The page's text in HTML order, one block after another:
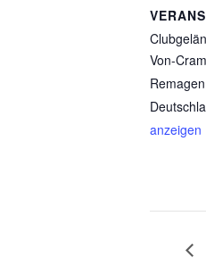
Von-
Remagen
anzeigen